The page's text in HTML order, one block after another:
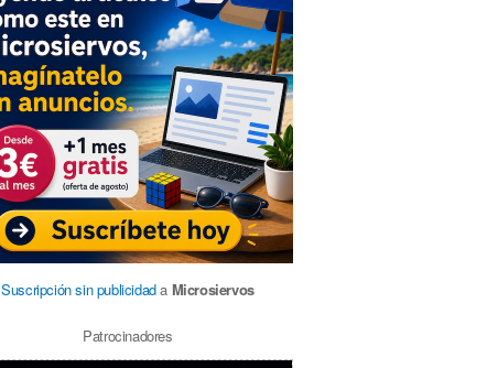
Suscripción sin publicidada Microsiervos
Patrocinadores